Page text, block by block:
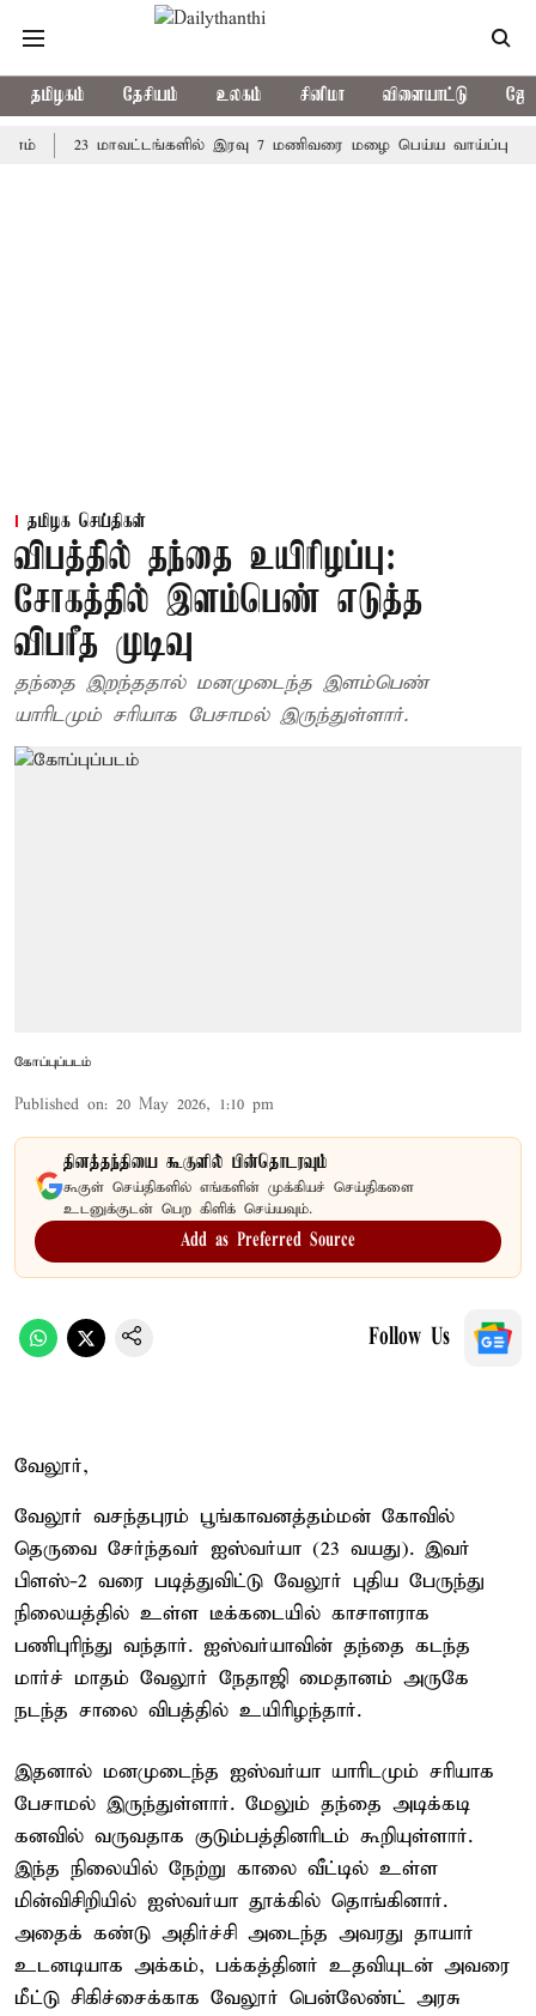
தமிழகம் தேசியம் உலகம் சினிமா விளையாட்டு
23 மாவட்டங்களில் இரவு 7 மணிவரை மழை பெய்ய வாய்ப்பு
தமிழக செய்திகள்
விபத்தில் தந்தை உயிரிழப்பு:
சோகத்தில் இளம்பெண் எடுத்த
விபரீத முடிவு
தந்தை இறந்ததால் மனமுடைந்த இளம்பெண்
யாரிடமும் சரியாக பேசாமல் இருந்துள்ளார்.
கோப்புப்படம்
Published on: 20 May 2026, 1:10 pm
தினத்தந்தியை கூகுளில் பின்தொடரவும்
கூகுள் செய்திகளில் எங்களின் முக்கியச் செய்திகளை
உடனுக்குடன் பெற கிளிக் செய்யவும்.
Add as Preferred Source
Follow Us
வேலூர்,
வேலூர் வசந்தபுரம் பூங்காவனத்தம்மன் கோவில்
தெருவை சேர்ந்தவர் ஐஸ்வர்யா (23 வயது). இவர்
பிளஸ்-2 வரை படித்துவிட்டு வேலூர் புதிய பேருந்து
நிலையத்தில் உள்ள டீக்கடையில் காசாளராக
பணிபுரிந்து வந்தார். ஐஸ்வர்யாவின் தந்தை கடந்த
மார்ச் மாதம் வேலூர் நேதாஜி மைதானம் அருகே
நடந்த சாலை விபத்தில் உயிரிழந்தார்.
இதனால் மனமுடைந்த ஐஸ்வர்யா யாரிடமும் சரியாக
பேசாமல் இருந்துள்ளார். மேலும் தந்தை அடிக்கடி
கனவில் வருவதாக குடும்பத்தினரிடம் கூறியுள்ளார்.
இந்த நிலையில் நேற்று காலை வீட்டில் உள்ள
மின்விசிறியில் ஐஸ்வர்யா தூக்கில் தொங்கினார்.
அதைக் கண்டு அதிர்ச்சி அடைந்த அவரது தாயார்
உடனடியாக அக்கம், பக்கத்தினர் உதவியுடன் அவரை
மீட்டு சிகிச்சைக்காக வேலூர் பென்லேண்ட் அரசு